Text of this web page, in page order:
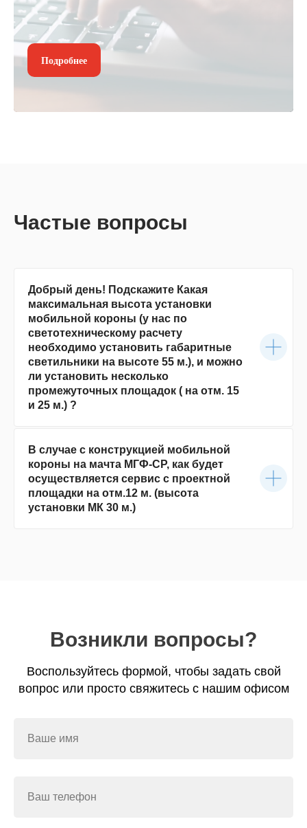
Подробнее
Частые вопросы
Добрый день! Подскажите Какая
максимальная высота установки
мобильной короны (у нас по
светотехническому расчету
необходимо установить габаритные
светильники на высоте 55 м.), и можно
ли установить несколько
промежуточных площадок ( на отм. 15
и 25 м.) ?
В случае с конструкцией мобильной
короны на мачта МГФ-СР, как будет
осуществляется сервис с проектной
площадки на отм.12 м. (высота
установки МК 30 м.)
Возникли вопросы?
Воспользуйтесь формой, чтобы задать свой
вопрос или просто свяжитесь с нашим офисом
Ваше имя
Ваш телефон